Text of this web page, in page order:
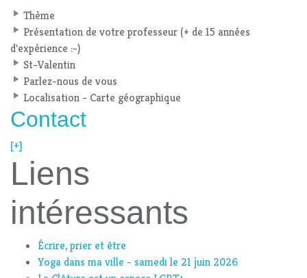
Thème
Présentation de votre professeur (+ de 15 années
d'expérience :-)
St-Valentin
Parlez-nous de vous
Localisation - Carte géographique
Contact
[+]
Liens
intéressants
Écrire, prier et être
Yoga dans ma ville - samedi le 21 juin 2026